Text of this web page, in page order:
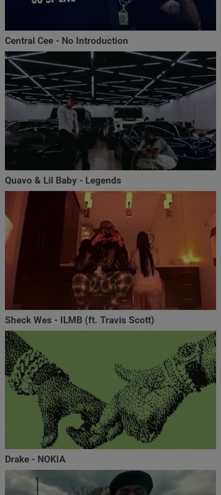
Central Cee - No Introduction
Quavo & Lil Baby - Legends
Sheck Wes - ILMB (ft. Travis Scott)
Drake - NOKIA